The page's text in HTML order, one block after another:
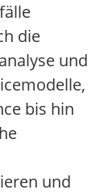
die
und
bis hin
und